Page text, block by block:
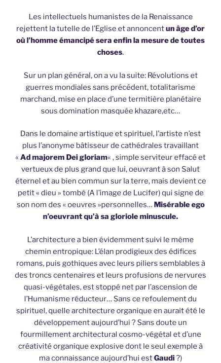
Les intellectuels humanistes de la Renaissance
rejettent la tutelle de l’Eglise et annoncentun âge d’or
où l’homme émancipé sera enfin la mesure de toutes
choses.
Sur un plan général, on a vu la suite: Révolutions et
guerres mondiales sans précédent, totalitarisme
marchand, mise en place d’une termitière planétaire
sous domination masquée khazare,etc…
Dans le domaine artistique et spirituel, l’artiste n’est
plus l’anonyme bâtisseur de cathédrales travaillant
« Ad majorem Dei gloriam« , simple serviteur effacé et
vertueux de plus grand que lui, oeuvrant à son Salut
éternel et au bien commun sur la terre, mais devient ce
petit « dieu » tombé (A l’image de Lucifer) qui signe de
son nom des « oeuvres »personnelles… Misérable ego
n’oeuvrant qu’à sa gloriole minuscule.
L’architecture a bien évidemment suivi le même
chemin entropique: L’élan prodigieux des édifices
romans, puis gothiques avec leurs piliers semblables à
des troncs centenaires et leurs profusions de nervures
quasi-végétales, est stoppé net par l’ascension de
l’Humanisme réducteur… Sans ce refoulement du
spirituel, quelle architecture organique en aurait été le
développement aujourd’hui ? Sans doute un
fourmillement architectural cosmo-végétal et d’une
créativité organique explosive dont le seul exemple à
ma connaissance aujourd’hui estGaudi?)